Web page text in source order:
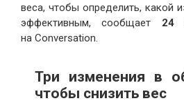
веса, чтобы определить, какой
эффективным, сообщает 24
на Conversation.
Три изменения в
чтобы снизить вес